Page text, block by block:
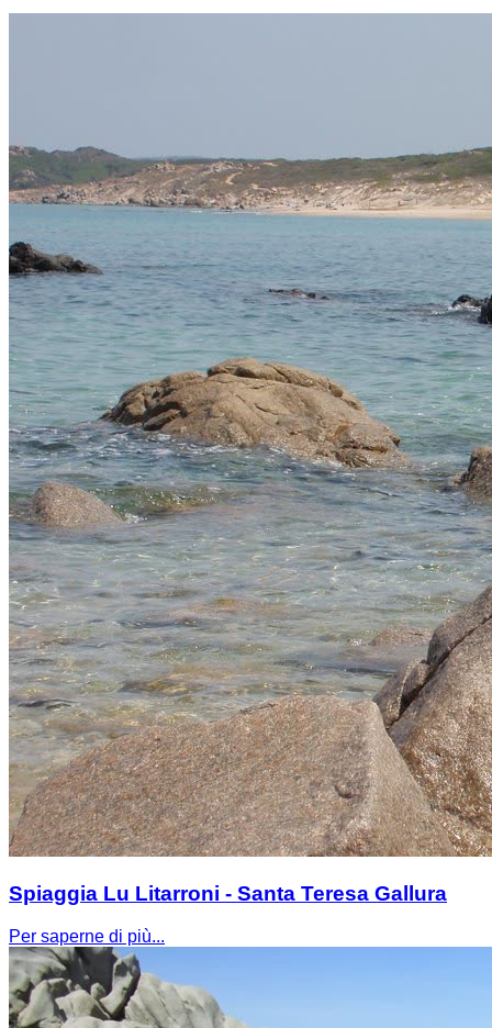
Spiaggia Lu Litarroni - Santa Teresa Gallura
Per saperne di più...